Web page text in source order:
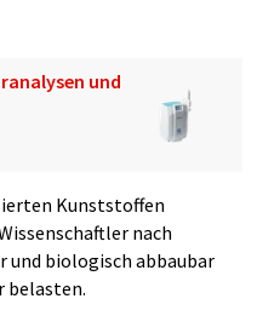
und
Kunststoffen
nach
biologisch abbaubar
belasten.